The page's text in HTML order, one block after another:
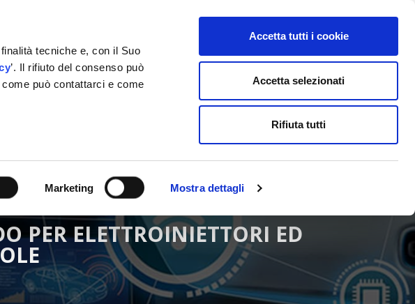
tecniche e, con il Suo
’. Il rifiuto del consenso può
può contattarci e come
Marketing Mostra dettagli
Accetta tutti i cookie
Accetta selezionati
Rifiuta tutti
ACCEDI E CONTATTACI
PER ELETTROINIETTORI ED